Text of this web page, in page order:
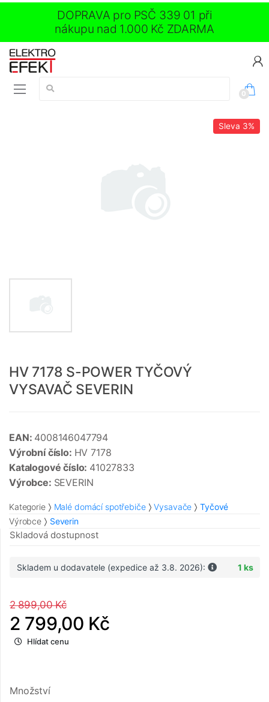
DOPRAVA pro PSČ 339 01 při
nákupu nad 1.000 Kč ZDARMA
Vyhledávání:
0
Sleva 3%
HV 7178 S-POWER TYČOVÝ
VYSAVAČ SEVERIN
EAN: 4008146047794
Výrobní číslo: HV 7178
Katalogové číslo: 41027833
Výrobce: SEVERIN
Kategorie Malé domácí spotřebiče Vysavače
Tyčové
Výrobce
Severin
Skladová dostupnost
Skladem u dodavatele (expedice až 3.8. 2026): 1 ks
2 899,00 Kč
2 799,00 Kč
Hlídat cenu
Množství